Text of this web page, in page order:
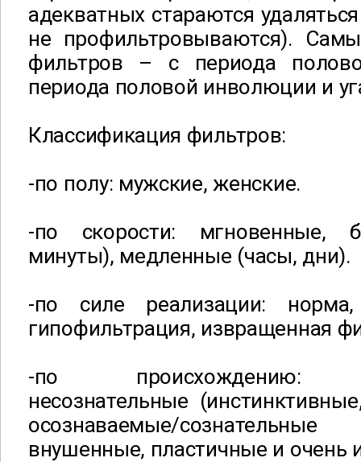
адекватных стараются
не профильтровываются).
фильтров – с периода
периода половой инволюции и
Классификация фильтров:
-по полу: мужские, женские.
-по скорости: мгновенные,
минуты), медленные (часы, дни).
-по силе реализации: норма,
гипофильтрация, извращенная
-по происхождению:
несознательные
осознаваемые/
внушенные, пластичные и очень